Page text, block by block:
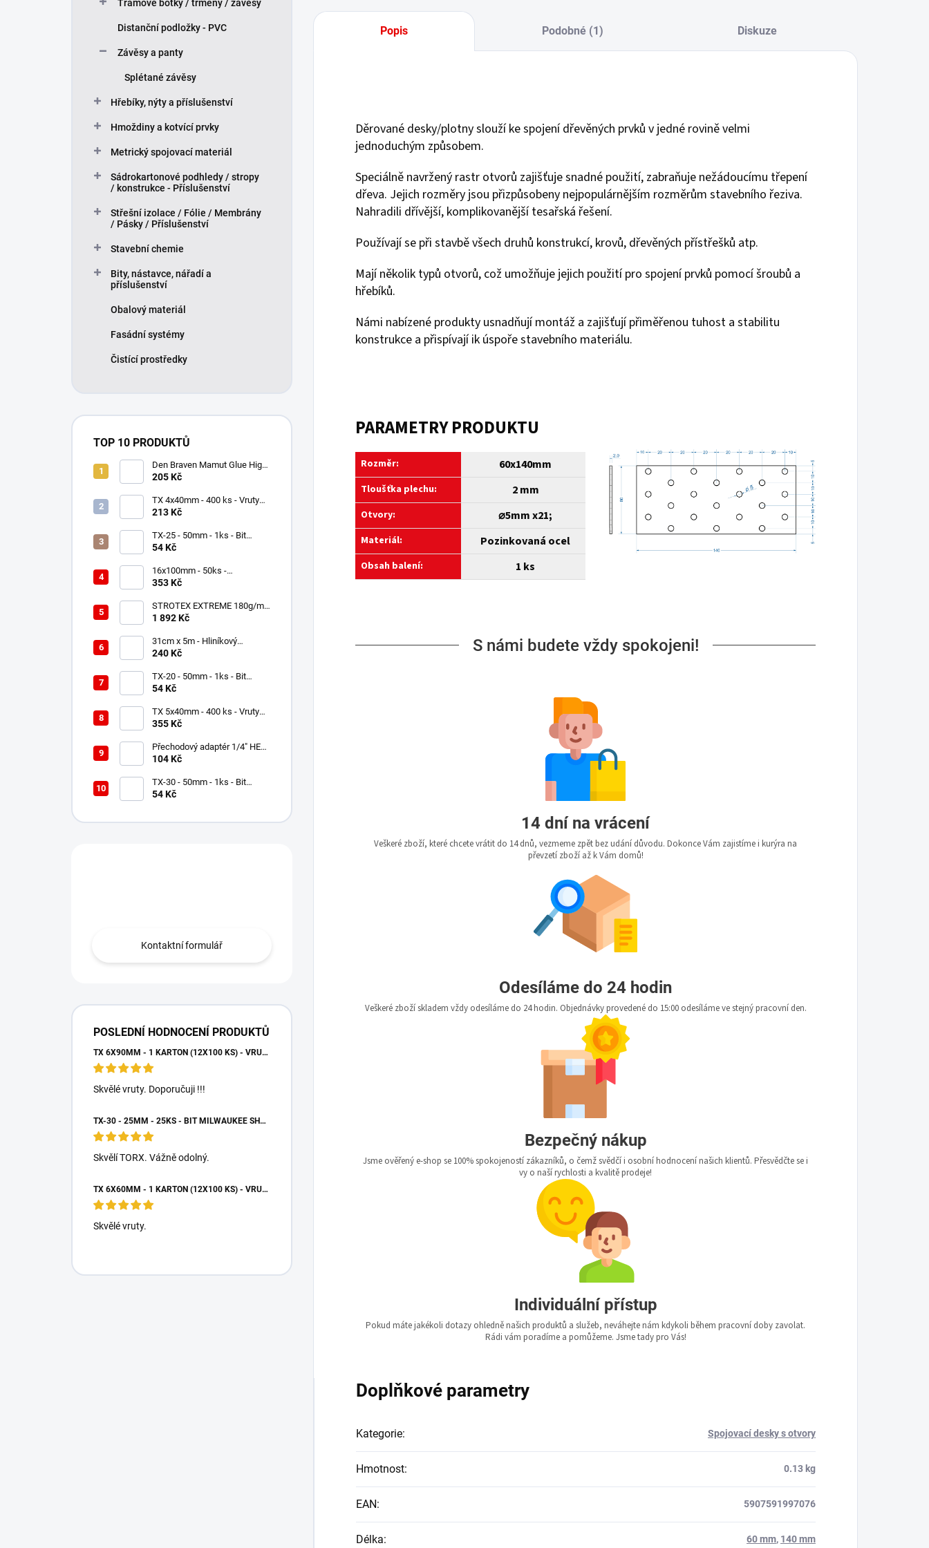
Trámové botky / třmeny / závěsy
Distanční podložky - PVC
Závěsy a panty
Splétané závěsy
Hřebíky, nýty a příslušenství
Hmoždiny a kotvící prvky
Metrický spojovací materiál
Sádrokartonové podhledy / stropy
/ konstrukce - Příslušenství
Střešní izolace / Fólie / Membrány
/ Pásky / Příslušenství
Stavební chemie
Bity, nástavce, nářadí a
příslušenství
Obalový materiál
Fasádní systémy
Čistící prostředky
TOP 10 PRODUKTŮ
Den Braven Mamut Glue High
Tack 290 ml bílý
205 Kč
TX 4x40mm - 400 ks - Vruty
do dřeva se zápustnou hlavou,
213 Kč
TX-25 - 50mm - 1ks - Bit
Milwaukee Shockwave TORX
54 Kč
16x100mm - 50ks -
Univerzální hmoždinky -
353 Kč
STROTEX EXTREME 180g/m2
- Střešní fólie / membrána
1 892 Kč
31cm x 5m - Hliníkový
hřebenový pás - Černá RAL
240 Kč
TX-20 - 50mm - 1ks - Bit
Milwaukee Shockwave TORX
54 Kč
TX 5x40mm - 400 ks - Vruty
do dřeva s talířovou hlavou,
355 Kč
Přechodový adaptér 1/4" HEX
na 1/2" čtyřhran - Milwaukee
104 Kč
TX-30 - 50mm - 1ks - Bit
Milwaukee Shockwave TORX
54 Kč
Kontaktní formulář
POSLEDNÍ HODNOCENÍ PRODUKTŮ
TX 6X90MM - 1 KARTON (12X100 KS) - VRUTY DO DŘEVA S TALÍŘOVOU HLAVOU, WKCP
Skvělé vruty. Doporučuji !!!
TX-30 - 25MM - 25KS - BIT MILWAUKEE SHOCKWAVE TORX
Skvělí TORX. Vážně odolný.
TX 6X60MM - 1 KARTON (12X100 KS) - VRUTY DO DŘEVA S TALÍŘOVOU HLAVOU, WKCP
Skvělé vruty.
Popis Podobné (1) Diskuze
Děrované desky/plotny slouží ke spojení dřevěných prvků v jedné rovině velmi
jednoduchým způsobem.
Speciálně navržený rastr otvorů zajišťuje snadné použití, zabraňuje nežádoucímu třepení
dřeva. Jejich rozměry jsou přizpůsobeny nejpopulárnějším rozměrům stavebního řeziva.
Nahradili dřívější, komplikovanější tesařská řešení.
Používají se při stavbě všech druhů konstrukcí, krovů, dřevěných přístřešků atp.
Mají několik typů otvorů, což umožňuje jejich použití pro spojení prvků pomocí šroubů a
hřebíků.
Námi nabízené produkty usnadňují montáž a zajišťují přiměřenou tuhost a stabilitu
konstrukce a přispívají ik úspoře stavebního materiálu.
PARAMETRY PRODUKTU
Rozměr: 60x140mm
Tloušťka plechu: 2 mm
Otvory: ⌀5mm x21;
Materiál: Pozinkovaná ocel
Obsah balení: 1 ks
S námi budete vždy spokojeni!
14 dní na vrácení
Veškeré zboží, které chcete vrátit do 14 dnů, vezmeme zpět bez udání důvodu. Dokonce Vám zajistíme i kurýra na
převzetí zboží až k Vám domů!
Odesíláme do 24 hodin
Veškeré zboží skladem vždy odesíláme do 24 hodin. Objednávky provedené do 15:00 odesíláme ve stejný pracovní den.
Bezpečný nákup
Jsme ověřený e-shop se 100% spokojeností zákazníků, o čemž svědčí i osobní hodnocení našich klientů. Přesvědčte se i
vy o naší rychlosti a kvalitě prodeje!
Individuální přístup
Pokud máte jakékoli dotazy ohledně našich produktů a služeb, neváhejte nám kdykoli během pracovní doby zavolat.
Rádi vám poradíme a pomůžeme. Jsme tady pro Vás!
Doplňkové parametry
Kategorie: Spojovací desky s otvory
Hmotnost: 0.13 kg
EAN: 5907591997076
Délka: 60 mm, 140 mm